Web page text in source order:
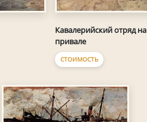
Кавалерийский отряд на
привале
СТОИМОСТЬ